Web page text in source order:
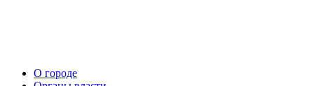
О городе